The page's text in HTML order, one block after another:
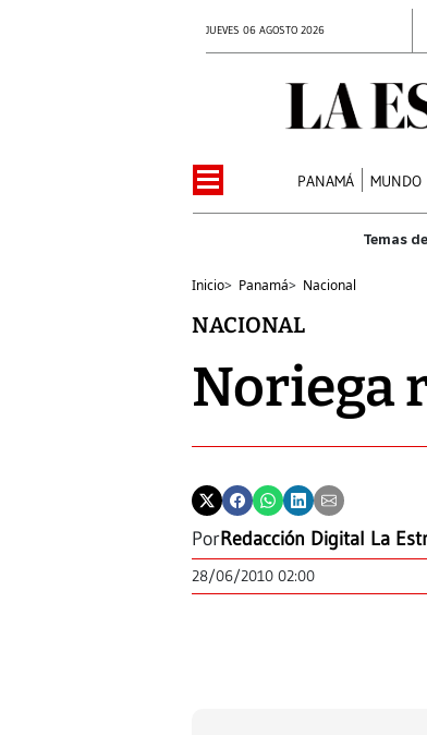
JUEVES 06 AGOSTO 2026
PANAMÁ MUNDO
Inicio> Panamá> Nacional
NACIONAL
Noriega
PorRedacción Digital La
28/06/2010 02:00